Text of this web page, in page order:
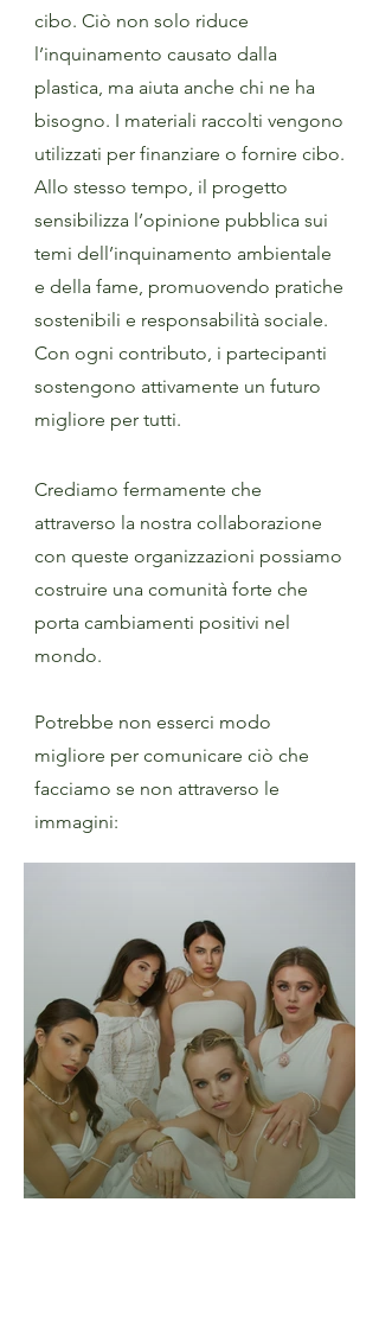
cibo. Ciò non solo riduce
l’inquinamento causato dalla
plastica, ma aiuta anche chi ne ha
bisogno. I materiali raccolti vengono
utilizzati per finanziare o fornire cibo.
Allo stesso tempo, il progetto
sensibilizza l’opinione pubblica sui
temi dell’inquinamento ambientale
e della fame, promuovendo pratiche
sostenibili e responsabilità sociale.
Con ogni contributo, i partecipanti
sostengono attivamente un futuro
migliore per tutti.
Crediamo fermamente che
attraverso la nostra collaborazione
con queste organizzazioni possiamo
costruire una comunità forte che
porta cambiamenti positivi nel
mondo.
Potrebbe non esserci modo
migliore per comunicare ciò che
facciamo se non attraverso le
immagini: